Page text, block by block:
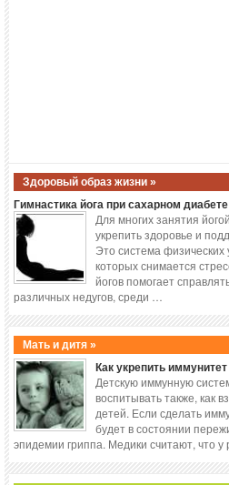
Здоровый образ жизни »
Гимнастика йога при сахарном
Для многих занятия
укрепить здоровье и
Это система
которых снимается
йогов помогает
различных недугов, среди …
Мать и дитя »
Как укрепить
Детскую иммунную
воспитывать также, как
детей. Если сделать
будет в состоянии
эпидемии гриппа. Медики считают, что у